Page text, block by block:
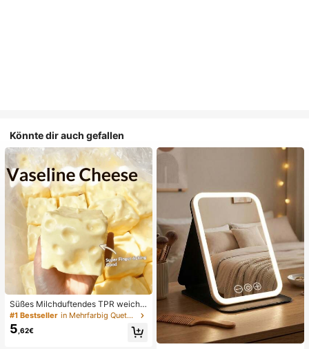
Könnte dir auch gefallen
Süßes Milchduftendes TPR weiche
s quetschbares Dumpling-förmiges
Stressabbau-Spielzeug, 5cm niedli
ches lustiges Quetsch-Stressabbau
#1 Bestseller in Mehrfarbig Quetschspielzeug für Teenager
5 ,62€